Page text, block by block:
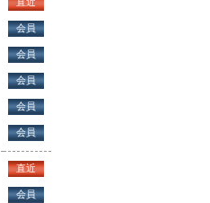
会員
会員
会員
会員
会員
直近
会員